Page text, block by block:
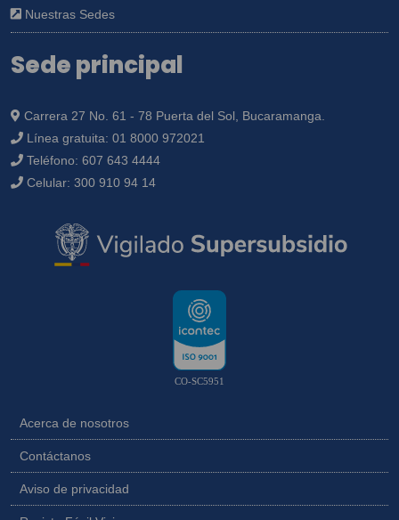
Nuestras Sedes
Sede principal
Carrera 27 No. 61 - 78 Puerta del Sol, Bucaramanga.
Línea gratuita: 01 8000 972021
Teléfono: 607 643 4444
Celular: 300 910 94 14
CO-SC5951
Acerca de nosotros
Contáctanos
Aviso de privacidad